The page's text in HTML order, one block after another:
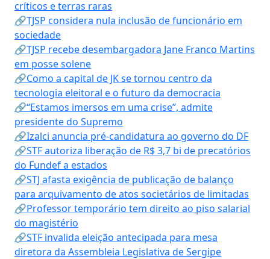
críticos e terras raras
🔗TJSP considera nula inclusão de funcionário em
sociedade
🔗TJSP recebe desembargadora Jane Franco Martins
em posse solene
🔗Como a capital de JK se tornou centro da
tecnologia eleitoral e o futuro da democracia
🔗“Estamos imersos em uma crise”, admite
presidente do Supremo
🔗Izalci anuncia pré-candidatura ao governo do DF
🔗STF autoriza liberação de R$ 3,7 bi de precatórios
do Fundef a estados
🔗STJ afasta exigência de publicação de balanço
para arquivamento de atos societários de limitadas
🔗Professor temporário tem direito ao piso salarial
do magistério
🔗STF invalida eleição antecipada para mesa
diretora da Assembleia Legislativa de Sergipe